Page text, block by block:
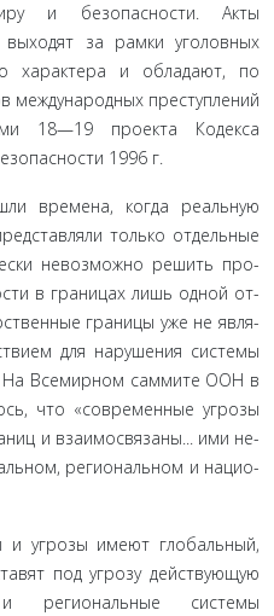
и безопасности. Акты
за рамки уголовных
характера и обладают, по
международных преступлений
18—19 проекта Кодекса
1996 г.
времена, когда реальную
только отдельные
невозможно решить про­
в границах лишь одной от­
границы уже не явля­
для нарушения системы
На Всемирном саммите ООН в
что «современные угрозы
и взаимосвязаны... ими не­
региональном и нацио­
угрозы имеют глобаль­ный,
под угрозу действу­ющую
региональные системы